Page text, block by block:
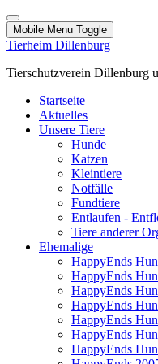
Mobile Menu Toggle
Tierheim Dillenburg
Tierschutzverein Dillenburg
Startseite
Aktuelles
Unsere Tiere
Hunde
Katzen
Kleintiere
Notfälle
Fundtiere
Entlaufen -
Tiere anderer
Ehemalige
HappyEnds
HappyEnds
HappyEnds
HappyEnds
HappyEnds
HappyEnds
HappyEnds